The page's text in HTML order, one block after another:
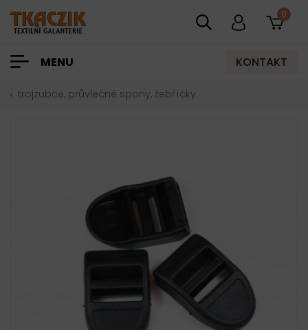
0
MENU KONTAKT
trojzubce, průvlečné spony, žebříčky